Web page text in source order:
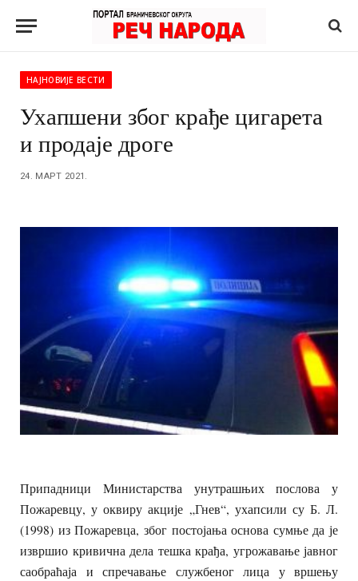
НАЈНОВИЈЕ ВЕСТИ
Ухапшени због крађе цигарета
и продаје дроге
24. МАРТ 2021.
Припадници Министарства унутрашњих послова у
Пожаревцу, у оквиру акције „Гнев“, ухапсили су Б. Л.
(1998) из Пожаревца, због постојања основа сумње да је
извршио кривична дела тешка крађа, угрожавање јавног
саобраћаја и спречавање службеног лица у вршењу